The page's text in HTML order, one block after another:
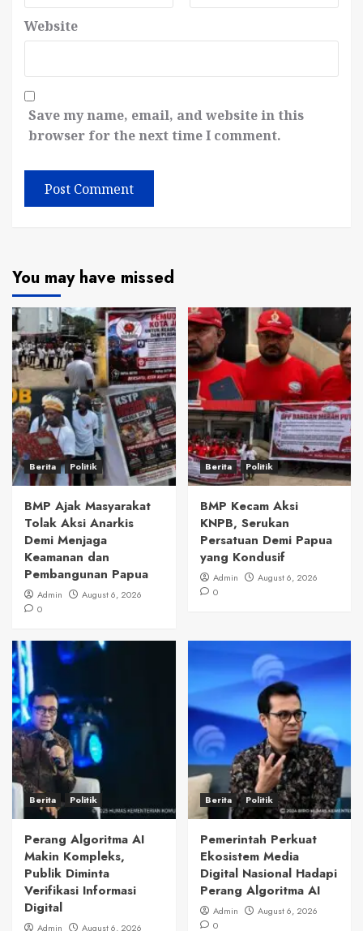
Website
Save my name, email, and website in this
browser for the next time I comment.
You may have missed
Berita Politik
BMP Ajak Masyarakat
Tolak Aksi Anarkis
Demi Menjaga
Keamanan dan
Pembangunan Papua
Admin
August 6, 2026
0
Berita Politik
BMP Kecam Aksi
KNPB, Serukan
Persatuan Demi Papua
yang Kondusif
Admin
August 6, 2026
0
Berita Politik
Perang Algoritma AI
Makin Kompleks,
Publik Diminta
Verifikasi Informasi
Digital
Admin
August 6, 2026
Berita Politik
Pemerintah Perkuat
Ekosistem Media
Digital Nasional Hadapi
Perang Algoritma AI
Admin
August 6, 2026
0